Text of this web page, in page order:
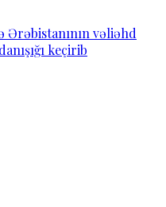
Ərəbistanının vəliəhd
keçirib